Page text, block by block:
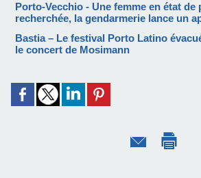
Porto-Vecchio - Une femme en état de
recherchée, la gendarmerie lance un
Bastia – Le festival Porto Latino
le concert de Mosimann